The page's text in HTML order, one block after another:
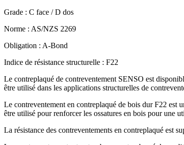
Grade : C face / D dos
Norme : AS/NZS 2269
Obligation : A-Bond
Indice de résistance structurelle : F22
Le contreplaqué de contreventement SENSO est
être utilisé dans les applications structurelles de
Le contreventement en contreplaqué de bois dur F22 est
être utilisé pour renforcer les ossatures en bois pour une
La résistance des contreventements en contreplaqué est